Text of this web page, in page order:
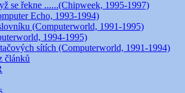
se řekne ......(Chipweek, 1995-1997)
Echo, 1993-1994)
(Computerworld, 1991-1995)
1994-1995)
sítích (Computerworld, 1991-1994)
článků